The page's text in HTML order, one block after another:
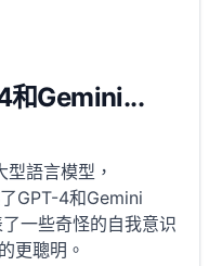
和Gemini...
語言模型，
GPT-4和Gemini
一些奇怪的自我意识
更聰明。